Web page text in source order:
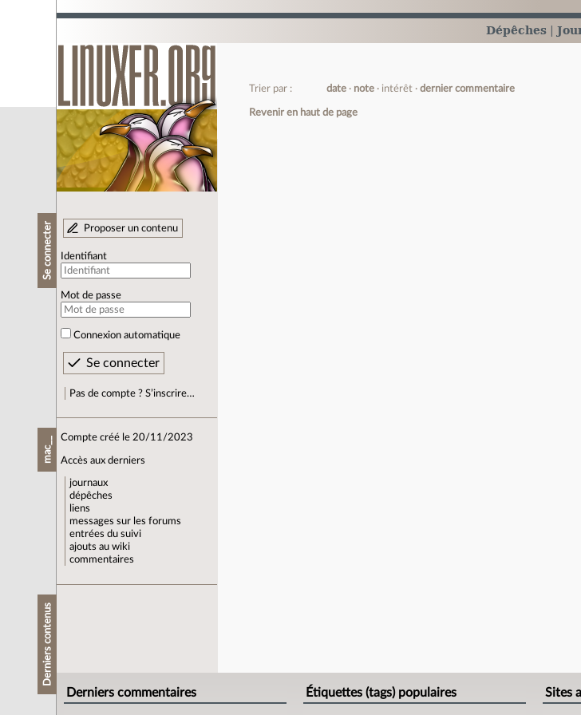
Dépêches
Se connecter Proposer un contenu
Identifiant
Mot de passe
Connexion automatique
Pas de compte ? S’inscrire…
mac__ Compte créé le 20/11/2023
Accès aux derniers
journaux
dépêches
liens
messages sur les forums
entrées du suivi
ajouts au wiki
commentaires
Derniers contenus
Trier par : date note intérêt dernier commentaire
Revenir en haut de page
Derniers commentaires Étiquettes (tags) populaires Sites